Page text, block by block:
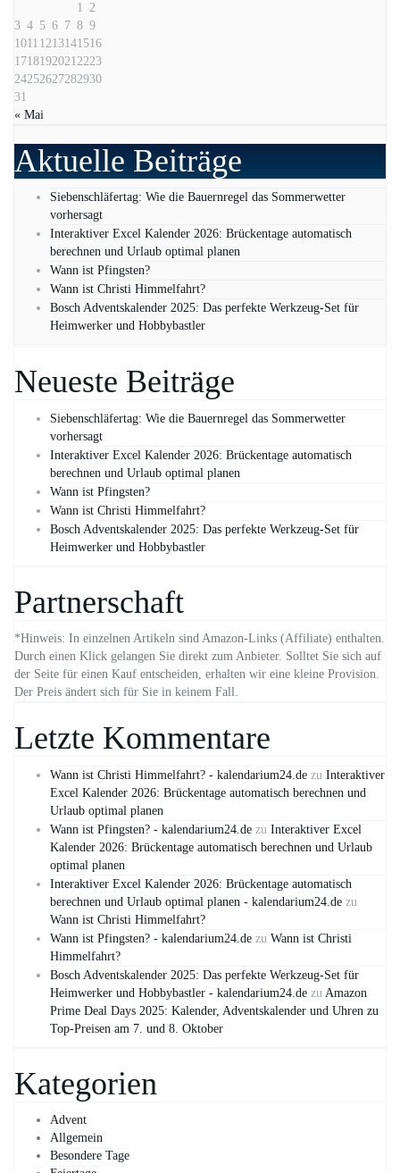
1 2
3 4 5 6 7 8 9
1011 1213141516
17181920212223
24252627282930
31
« Mai
Aktuelle Beiträge
Siebenschläfertag: Wie die Bauernregel das Sommerwetter
vorhersagt
Interaktiver Excel Kalender 2026: Brückentage automatisch
berechnen und Urlaub optimal planen
Wann ist Pfingsten?
Wann ist Christi Himmelfahrt?
Bosch Adventskalender 2025: Das perfekte Werkzeug-Set für
Heimwerker und Hobbybastler
Neueste Beiträge
Siebenschläfertag: Wie die Bauernregel das Sommerwetter
vorhersagt
Interaktiver Excel Kalender 2026: Brückentage automatisch
berechnen und Urlaub optimal planen
Wann ist Pfingsten?
Wann ist Christi Himmelfahrt?
Bosch Adventskalender 2025: Das perfekte Werkzeug-Set für
Heimwerker und Hobbybastler
Partnerschaft
*Hinweis: In einzelnen Artikeln sind Amazon-Links (Affiliate) enthalten.
Durch einen Klick gelangen Sie direkt zum Anbieter. Solltet Sie sich auf
der Seite für einen Kauf entscheiden, erhalten wir eine kleine Provision.
Der Preis ändert sich für Sie in keinem Fall.
Letzte Kommentare
Wann ist Christi Himmelfahrt? - kalendarium24.de zu Interaktiver
Excel Kalender 2026: Brückentage automatisch berechnen und
Urlaub optimal planen
Wann ist Pfingsten? - kalendarium24.de zu Interaktiver Excel
Kalender 2026: Brückentage automatisch berechnen und Urlaub
optimal planen
Interaktiver Excel Kalender 2026: Brückentage automatisch
berechnen und Urlaub optimal planen - kalendarium24.de zu
Wann ist Christi Himmelfahrt?
Wann ist Pfingsten? - kalendarium24.de zu Wann ist Christi
Himmelfahrt?
Bosch Adventskalender 2025: Das perfekte Werkzeug-Set für
Heimwerker und Hobbybastler - kalendarium24.de zu Amazon
Prime Deal Days 2025: Kalender, Adventskalender und Uhren zu
Top-Preisen am 7. und 8. Oktober
Kategorien
Advent
Allgemein
Besondere Tage